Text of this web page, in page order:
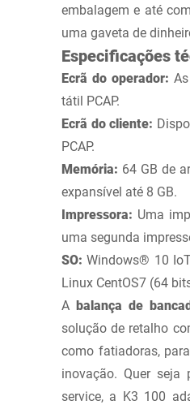
embalagem e até
uma gaveta de
Especificações
Ecrã do operador:
tátil PCAP.
Ecrã do cliente:
PCAP.
Memória: 64 GB de
expansível até 8 GB.
Impressora: Uma
uma segunda
SO: Windows® 10
Linux CentOS7 (64
Abalança de
solução de retalho
como fatiadoras,
inovação. Quer
service, a K3 100